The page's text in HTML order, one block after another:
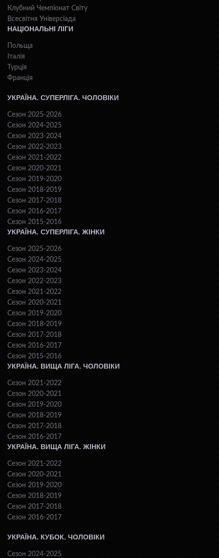
Клубний Чемпіонат Світу
Всесвiтня Унiверсiaда
НАЦІОНАЛЬНІ ЛІГИ
Польща
Італія
Турція
Франція
УКРАЇНА. СУПЕРЛІГА. ЧОЛОВІКИ
Сезон 2025-2026
Сезон 2024-2025
Сезон 2023-2024
Сезон 2022-2023
Сезон 2021-2022
Сезон 2020-2021
Сезон 2019-2020
Сезон 2018-2019
Сезон 2017-2018
Сезон 2016-2017
Сезон 2015-2016
УКРАЇНА. СУПЕРЛІГА. ЖІНКИ
Сезон 2025-2026
Сезон 2024-2025
Сезон 2023-2024
Сезон 2022-2023
Сезон 2021-2022
Сезон 2020-2021
Сезон 2019-2020
Сезон 2018-2019
Сезон 2017-2018
Сезон 2016-2017
Сезон 2015-2016
УКРАЇНА. ВИЩА ЛІГА. ЧОЛОВІКИ
Сезон 2021-2022
Сезон 2020-2021
Сезон 2019-2020
Сезон 2018-2019
Сезон 2017-2018
Сезон 2016-2017
УКРАЇНА. ВИЩА ЛІГА. ЖІНКИ
Сезон 2021-2022
Сезон 2020-2021
Сезон 2019-2020
Сезон 2018-2019
Сезон 2017-2018
Сезон 2016-2017
УКРАЇНА. КУБОК. ЧОЛОВІКИ
Сезон 2024-2025